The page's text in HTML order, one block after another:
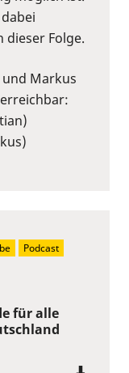
Folge.
und Markus
für alle
Podcast